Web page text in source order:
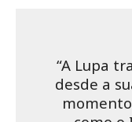
“A Lupa
desde a